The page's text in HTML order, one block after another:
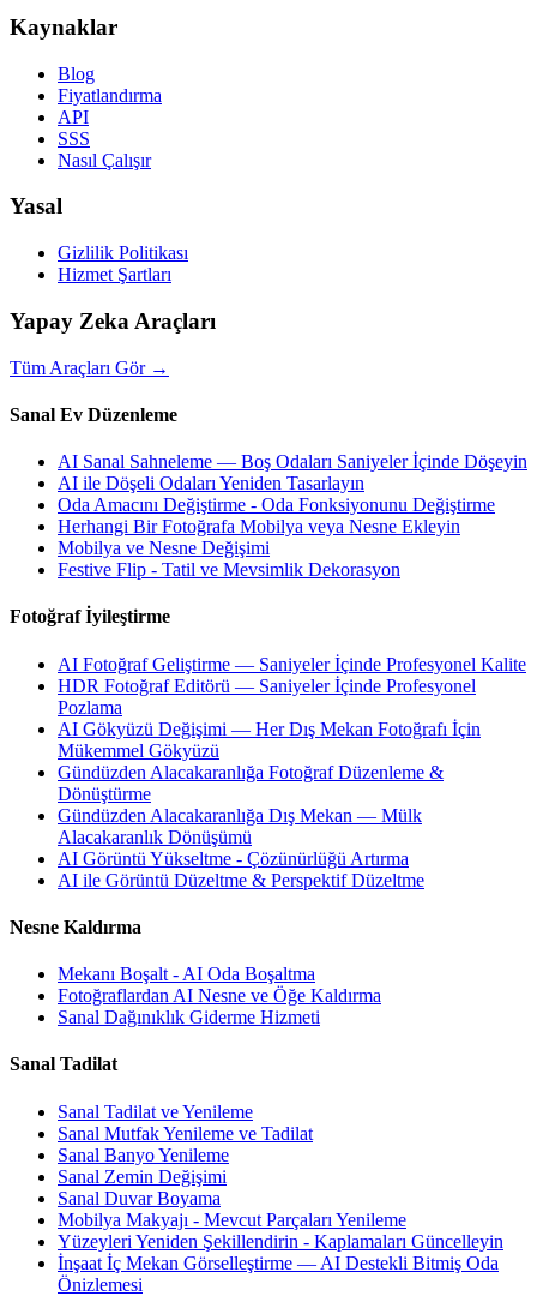
Kaynaklar
Blog
Fiyatlandırma
API
SSS
Nasıl Çalışır
Yasal
Gizlilik Politikası
Hizmet Şartları
Yapay Zeka Araçları
Tüm Araçları Gör→
Sanal Ev Düzenleme
AI Sanal Sahneleme — Boş Odaları Saniyeler İçinde Döşeyin
AI ile Döşeli Odaları Yeniden Tasarlayın
Oda Amacını Değiştirme - Oda Fonksiyonunu Değiştirme
Herhangi Bir Fotoğrafa Mobilya veya Nesne Ekleyin
Mobilya ve Nesne Değişimi
Festive Flip - Tatil ve Mevsimlik Dekorasyon
Fotoğraf İyileştirme
AI Fotoğraf Geliştirme — Saniyeler İçinde Profesyonel Kalite
HDR Fotoğraf Editörü — Saniyeler İçinde Profesyonel
Pozlama
AI Gökyüzü Değişimi — Her Dış Mekan Fotoğrafı İçin
Mükemmel Gökyüzü
Gündüzden Alacakaranlığa Fotoğraf Düzenleme &
Dönüştürme
Gündüzden Alacakaranlığa Dış Mekan — Mülk
Alacakaranlık Dönüşümü
AI Görüntü Yükseltme - Çözünürlüğü Artırma
AI ile Görüntü Düzeltme & Perspektif Düzeltme
Nesne Kaldırma
Mekanı Boşalt - AI Oda Boşaltma
Fotoğraflardan AI Nesne ve Öğe Kaldırma
Sanal Dağınıklık Giderme Hizmeti
Sanal Tadilat
Sanal Tadilat ve Yenileme
Sanal Mutfak Yenileme ve Tadilat
Sanal Banyo Yenileme
Sanal Zemin Değişimi
Sanal Duvar Boyama
Mobilya Makyajı - Mevcut Parçaları Yenileme
Yüzeyleri Yeniden Şekillendirin - Kaplamaları Güncelleyin
İnşaat İç Mekan Görselleştirme — AI Destekli Bitmiş Oda
Önizlemesi